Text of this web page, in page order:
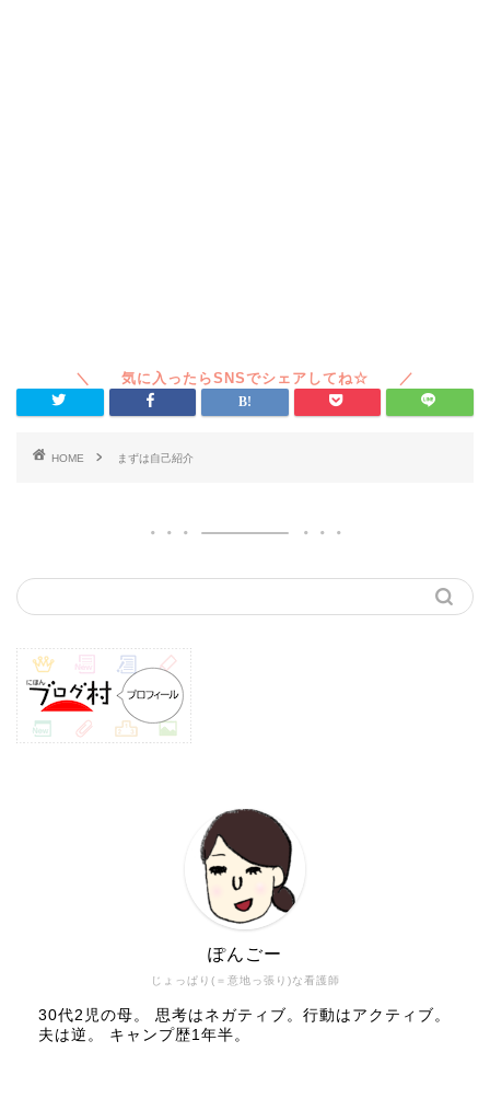
HOME まずは自己紹介
じょっぱり(＝意地っ張り)な看護師
ぽんごー
30代2児の母。 思考はネガティブ。行動はアクティブ。
夫は逆。 キャンプ歴1年半。